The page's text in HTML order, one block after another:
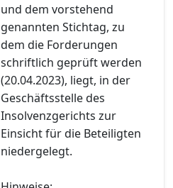
und dem vorstehend
genannten Stichtag, zu
dem die Forderungen
schriftlich geprüft werden
(20.04.2023), liegt, in der
Geschäftsstelle des
Insolvenzgerichts zur
Einsicht für die Beteiligten
niedergelegt.